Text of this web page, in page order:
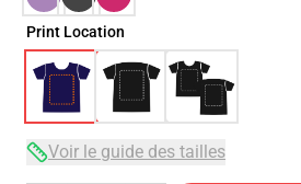
Print Location
Voir le guide des tailles